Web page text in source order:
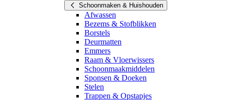
Schoonmaken & Huishouden
Afwassen
Bezems & Stofblikken
Borstels
Deurmatten
Emmers
Raam & Vloerwissers
Schoonmaakmiddelen
Sponsen & Doeken
Stelen
Trappen & Opstapjes